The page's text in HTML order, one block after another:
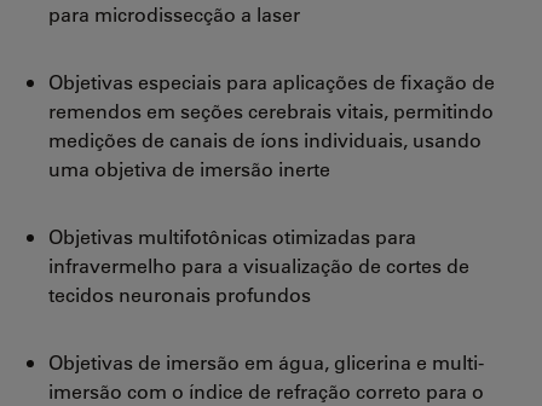
para microdissecção a laser
Objetivas especiais para aplicações de fixação de
remendos em seções cerebrais vitais, permitindo
medições de canais de íons individuais, usando
uma objetiva de imersão inerte
Objetivas multifotônicas otimizadas para
infravermelho para a visualização de cortes de
tecidos neuronais profundos
Objetivas de imersão em água, glicerina e multi-
imersão com o índice de refração correto para o